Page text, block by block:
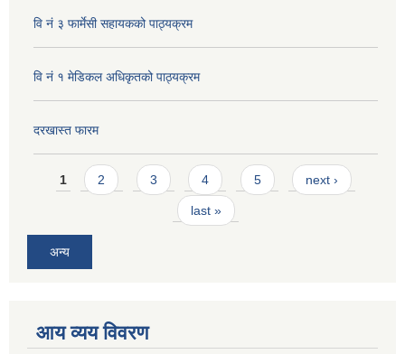
वि नं ३ फार्मेसी सहायकको पाठ्यक्रम
वि नं १ मेडिकल अधिकृतको पाठ्यक्रम
दरखास्त फारम
Pages
1 2 3 4 5 next ›
last »
अन्य
आय व्यय विवरण